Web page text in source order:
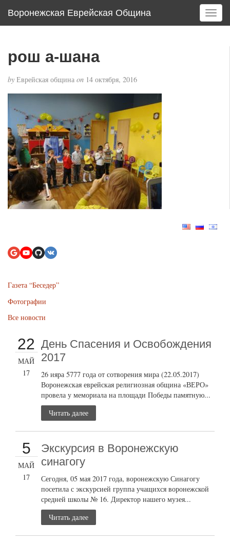
Воронежская Еврейская Община
T
o
рош а-шана
by Еврейская община on 14 октября, 2016
Газета “Беседер”
Фотографии
Все новости
22
МАЙ
17
День Спасения и Освобождения
2017
26 ияра 5777 года от сотворения мира (22.05.2017)
Воронежская еврейская религиозная община «ВЕРО»
провела у мемориала на площади Победы памятную...
Читать далее
5
МАЙ
17
Экскурсия в Воронежскую
синагогу
Сегодня, 05 мая 2017 года, воронежскую Синагогу
посетила с экскурсией группа учащихся воронежской
средней школы № 16. Директор нашего музея...
Читать далее